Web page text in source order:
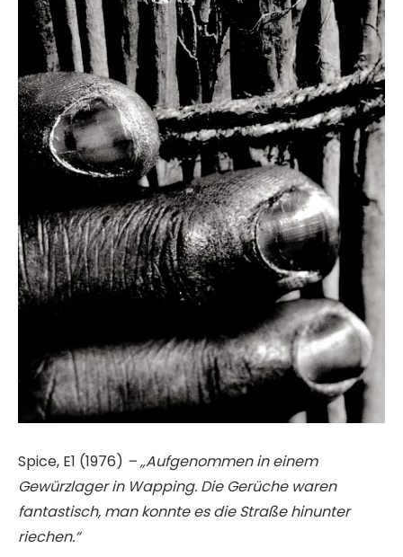
Spice, E1 (1976) – „Aufgenommen in einem
Gewürzlager in Wapping. Die Gerüche waren
fantastisch, man konnte es die Straße hinunter
riechen.“